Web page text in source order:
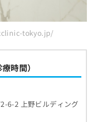
tokyo.jp/
時間）
6-2 上野ビルディング